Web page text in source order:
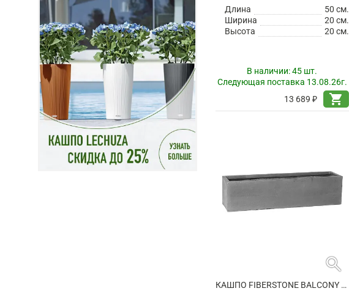
Длина
50 см.
Ширина
20 см.
Высота
20 см.
В наличии:45 шт.
Следующая поставка 13.08.26г.
13 689 ₽
shopping_cart
search
КАШПО FIBERSTONE BALCONY XL GREY